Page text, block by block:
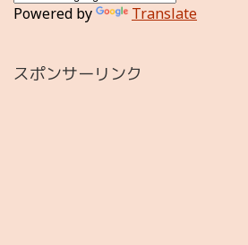
Powered by Translate
スポンサーリンク